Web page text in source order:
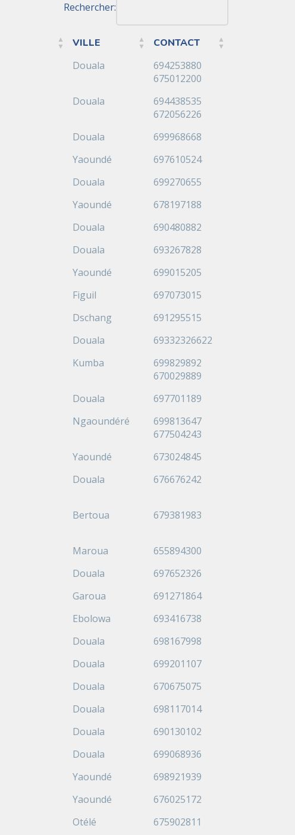
Rechercher:
VILLE
CONTACT
VILLE CONTACT
Douala
694253880
675012200
Douala
694438535
672056226
Douala
699968668
Yaoundé
697610524
Douala
699270655
Yaoundé
678197188
Douala
690480882
Douala
693267828
Yaoundé
699015205
Figuil
697073015
Dschang
691295515
Douala
69332326622
Kumba
699829892
670029889
Douala
697701189
Ngaoundéré
699813647
677504243
Yaoundé
673024845
Douala 676676242
Bertoua 679381983
Maroua
655894300
Douala
697652326
Garoua
691271864
Ebolowa
693416738
Douala
698167998
Douala
699201107
Douala
670675075
Douala
698117014
Douala
690130102
Douala
699068936
Yaoundé
698921939
Yaoundé
676025172
Otélé
675902811